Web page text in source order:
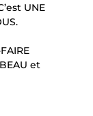
UNE
et